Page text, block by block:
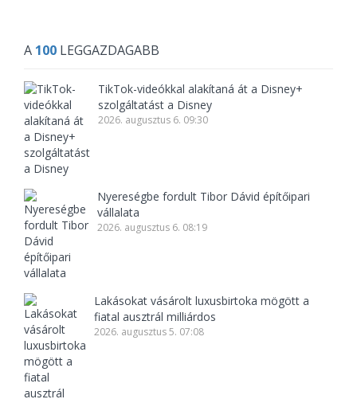
A 100 LEGGAZDAGABB
TikTok-videókkal alakítaná át a Disney+
szolgáltatást a Disney
2026. augusztus 6. 09:30
Nyereségbe fordult Tibor Dávid építőipari
vállalata
2026. augusztus 6. 08:19
Lakásokat vásárolt luxusbirtoka mögött a
fiatal ausztrál milliárdos
2026. augusztus 5. 07:08